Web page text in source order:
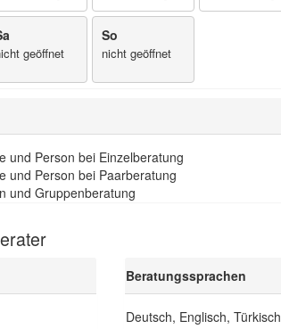
geöffnet
So
nicht geöffnet
und Person bei Einzelberatung
und Person bei Paarberatung
und Gruppenberatung
Beratungssprachen
Deutsch, Englisch, Türkisch